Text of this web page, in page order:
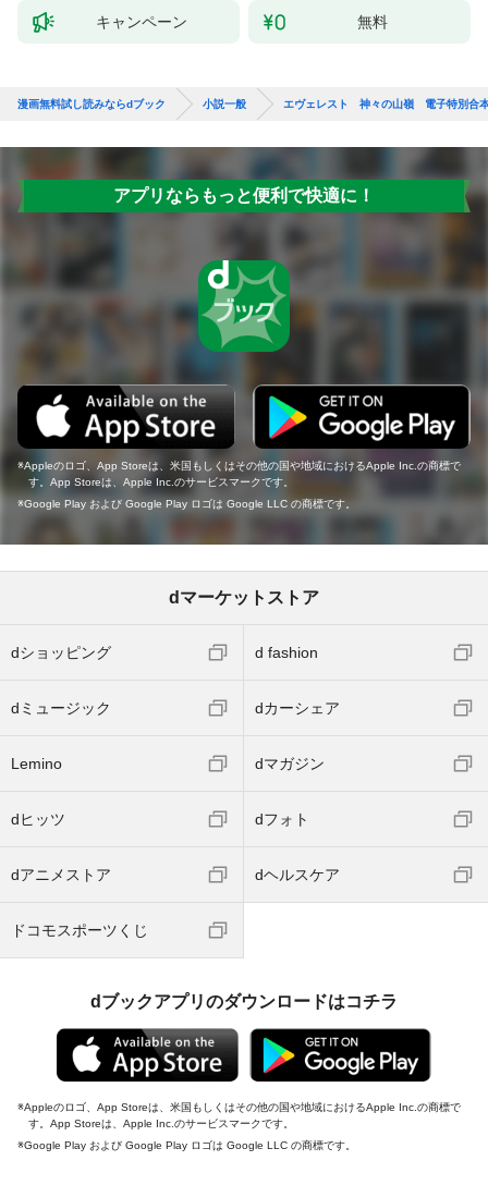
キャンペーン 無料
漫画無料試し読みならdブック 小説一般 エヴェレスト 神々の山嶺 電子特別合
アプリならもっと便利で快適に！
Appleのロゴ、App Storeは、米国もしくはその他の国や地域におけるApple Inc.の商標で
す。App Storeは、Apple Inc.のサービスマークです。
Google Play および Google Play ロゴは Google LLC の商標です。
dマーケットストア
dショッピング d fashion
dミュージック dカーシェア
Lemino dマガジン
dヒッツ dフォト
dアニメストア dヘルスケア
ドコモスポーツくじ
dブックアプリのダウンロードはコチラ
Appleのロゴ、App Storeは、米国もしくはその他の国や地域におけるApple Inc.の商標で
す。App Storeは、Apple Inc.のサービスマークです。
Google Play および Google Play ロゴは Google LLC の商標です。